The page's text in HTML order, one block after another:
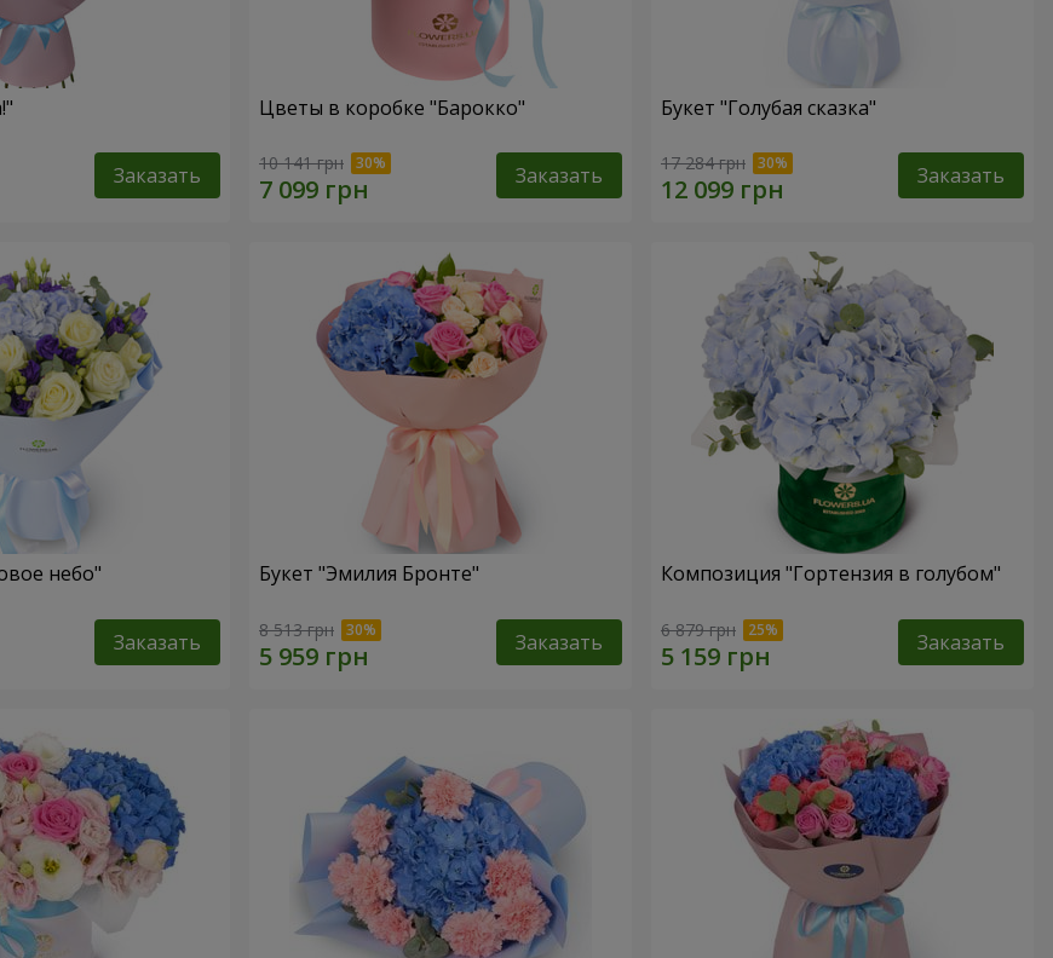
Заказать
Цветы в коробке "Барокко"
10 141 грн Заказать
Букет "Голубая сказка"
17 284 грн Заказать
небо"
Заказать
Букет "Эмилия Бронте"
8 513 грн Заказать
Композиция "Гортензия в голубом"
6 879 грн Заказать